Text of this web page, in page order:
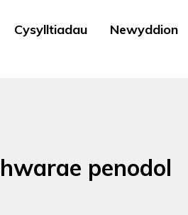
Cysylltiadau Newyddion
penodol